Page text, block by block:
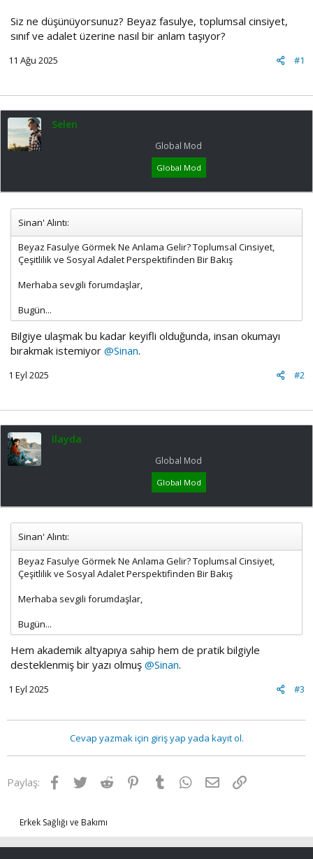
Siz ne düşünüyorsunuz? Beyaz fasulye, toplumsal cinsiyet,
sınıf ve adalet üzerine nasıl bir anlam taşıyor?
#1
11 Ağu 2025
Selen
Global Mod
Global Mod
Sinan' Alıntı:
Beyaz Fasulye Görmek Ne Anlama Gelir? Toplumsal Cinsiyet,
Çeşitlilik ve Sosyal Adalet Perspektifinden Bir Bakış
Merhaba sevgili forumdaşlar,
Bugün...
Bilgiye ulaşmak bu kadar keyifli olduğunda, insan okumayı
bırakmak istemiyor @Sinan.
#2
1 Eyl 2025
Ilayda
Global Mod
Global Mod
Sinan' Alıntı:
Beyaz Fasulye Görmek Ne Anlama Gelir? Toplumsal Cinsiyet,
Çeşitlilik ve Sosyal Adalet Perspektifinden Bir Bakış
Merhaba sevgili forumdaşlar,
Bugün...
Hem akademik altyapıya sahip hem de pratik bilgiyle
desteklenmiş bir yazı olmuş @Sinan.
#3
1 Eyl 2025
Cevap yazmak için giriş yap yada kayıt ol.
Paylaş: Facebook
TwitterReddit Pinterest
Tumblr WhatsApp
E-postaLink
Erkek Sağlığı ve Bakımı